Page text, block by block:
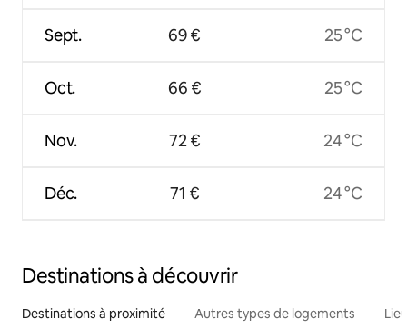
Sept.
Oct.
Nov.
Déc.
69 €
66 €
72 €
71 €
25 °C
25 °C
24 °C
24 °C
Destinations à découvrir
Destinations à proximité Autres types de logements